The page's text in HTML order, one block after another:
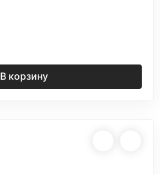
В корзину